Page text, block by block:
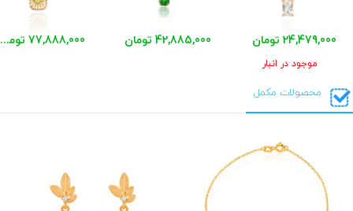
24,479,000 تومان
موجود در انبار
42,885,000 تومان 77,888,000 تومان
محصولات مکمل